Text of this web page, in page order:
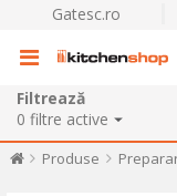
Gatesc.ro
Filtrează
0 filtre active
Produse